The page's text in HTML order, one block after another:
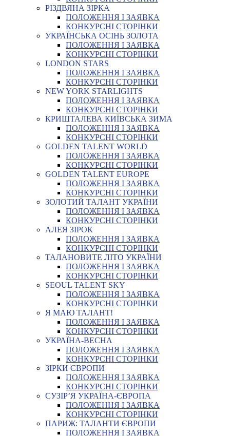
РІЗДВЯНА ЗІРКА
ПОЛОЖЕННЯ І ЗАЯВКА
КОНКУРСНІ СТОРІНКИ
УКРАЇНСЬКА ОСІНЬ ЗОЛОТА
ПОЛОЖЕННЯ І ЗАЯВКА
КОНКУРСНІ СТОРІНКИ
LONDON STARS
ПОЛОЖЕННЯ І ЗАЯВКА
КОНКУРСНІ СТОРІНКИ
NEW YORK STARLIGHTS
ПОЛОЖЕННЯ І ЗАЯВКА
КОНКУРСНІ СТОРІНКИ
КРИШТАЛЕВА КИЇВСЬКА ЗИМА
ПОЛОЖЕННЯ І ЗАЯВКА
КОНКУРСНІ СТОРІНКИ
GOLDEN TALENT WORLD
ПОЛОЖЕННЯ І ЗАЯВКА
КОНКУРСНІ СТОРІНКИ
GOLDEN TALENT EUROPE
ПОЛОЖЕННЯ І ЗАЯВКА
КОНКУРСНІ СТОРІНКИ
ЗОЛОТИЙ ТАЛАНТ УКРАЇНИ
ПОЛОЖЕННЯ І ЗАЯВКА
КОНКУРСНІ СТОРІНКИ
АЛЕЯ ЗІРОК
ПОЛОЖЕННЯ І ЗАЯВКА
КОНКУРСНІ СТОРІНКИ
ТАЛАНОВИТЕ ЛІТО УКРАЇНИ
ПОЛОЖЕННЯ І ЗАЯВКА
КОНКУРСНІ СТОРІНКИ
SEOUL TALENT SKY
ПОЛОЖЕННЯ І ЗАЯВКА
КОНКУРСНІ СТОРІНКИ
Я МАЮ ТАЛАНТ!
ПОЛОЖЕННЯ І ЗАЯВКА
КОНКУРСНІ СТОРІНКИ
УКРАЇНА-ВЕСНА
ПОЛОЖЕННЯ І ЗАЯВКА
КОНКУРСНІ СТОРІНКИ
ЗІРКИ ЄВРОПИ
ПОЛОЖЕННЯ І ЗАЯВКА
КОНКУРСНІ СТОРІНКИ
СУЗІР’Я УКРАЇНА-ЄВРОПА
ПОЛОЖЕННЯ І ЗАЯВКА
КОНКУРСНІ СТОРІНКИ
ПАРИЖ: ТАЛАНТИ ЄВРОПИ
ПОЛОЖЕННЯ І ЗАЯВКА